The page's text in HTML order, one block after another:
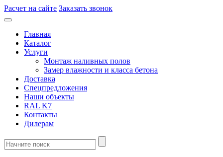
Расчет на сайте Заказать звонок
Главная
Каталог
Услуги
Монтаж наливных полов
Замер влажности и класса бетона
Доставка
Спецпредложения
Наши объекты
RAL K7
Контакты
Дилерам